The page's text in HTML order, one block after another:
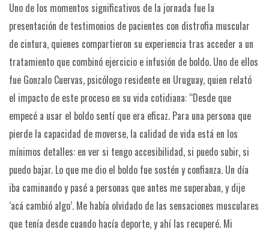
Uno de los momentos significativos de la jornada fue la
presentación de testimonios de pacientes con distrofia muscular
de cintura, quienes compartieron su experiencia tras acceder a un
tratamiento que combinó ejercicio e infusión de boldo. Uno de ellos
fue Gonzalo Cuervas, psicólogo residente en Uruguay, quien relató
el impacto de este proceso en su vida cotidiana: “Desde que
empecé a usar el boldo sentí que era eficaz. Para una persona que
pierde la capacidad de moverse, la calidad de vida está en los
mínimos detalles: en ver si tengo accesibilidad, si puedo subir, si
puedo bajar. Lo que me dio el boldo fue sostén y confianza. Un día
iba caminando y pasé a personas que antes me superaban, y dije
‘acá cambió algo’. Me había olvidado de las sensaciones musculares
que tenía desde cuando hacía deporte, y ahí las recuperé. Mi